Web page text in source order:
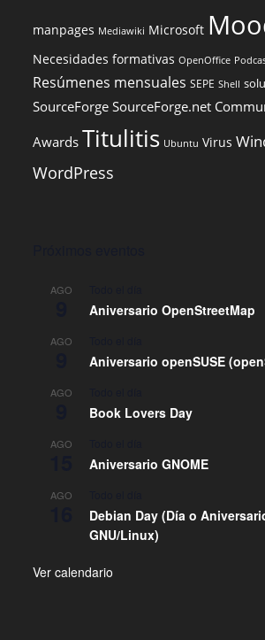
manpages Mediawiki Microsoft
Necesidades formativas OpenOffice
Resúmenes mensuales SEPE Shell
SourceForge SourceForge.net
Awards Titulitis Ubuntu Virus
WordPress
AGO
Aniversario OpenStreetMap
AGO
Aniversario openSUSE
AGO
Book Lovers Day
AGO
Aniversario GNOME
AGO
Debian Day (Día o
GNU/Linux)
Ver calendario